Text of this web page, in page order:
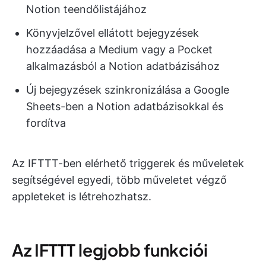
Notion teendőlistájához
Könyvjelzővel ellátott bejegyzések
hozzáadása a Medium vagy a Pocket
alkalmazásból a Notion adatbázisához
Új bejegyzések szinkronizálása a Google
Sheets-ben a Notion adatbázisokkal és
fordítva
Az IFTTT-ben elérhető triggerek és műveletek
segítségével egyedi, több műveletet végző
appleteket is létrehozhatsz.
Az IFTTT legjobb funkciói